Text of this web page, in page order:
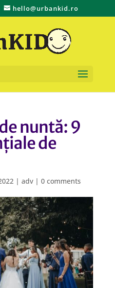
hello@urbankid.ro
nuntă: 9
de
| adv| 0 comments